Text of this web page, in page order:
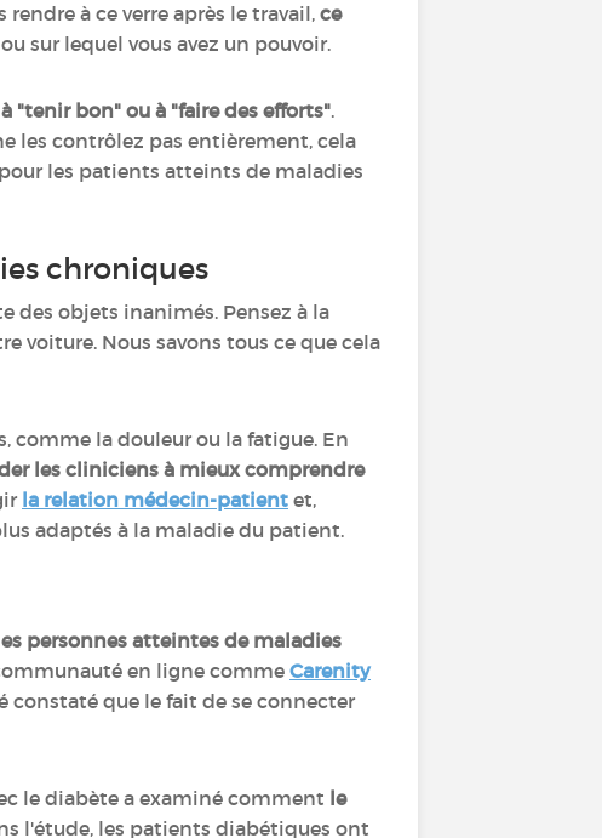
à ce verre après le travail, ce
sur lequel vous avez un pouvoir.
"tenir bon" ou à "faire des efforts".
les contrôlez pas entièrement, cela
les patients atteints de maladies
chroniques
des objets inanimés. Pensez à la
voiture. Nous savons tous ce que cela
comme la douleur ou la fatigue. En
les cliniciens à mieux comprendre
la relation médecin-patient et,
adaptés à la maladie du patient.
personnes atteintes de maladies
en ligne commeCarenity
constaté que le fait de se connecter
le diabète a examiné comment le
l'étude, les patients diabétiques ont